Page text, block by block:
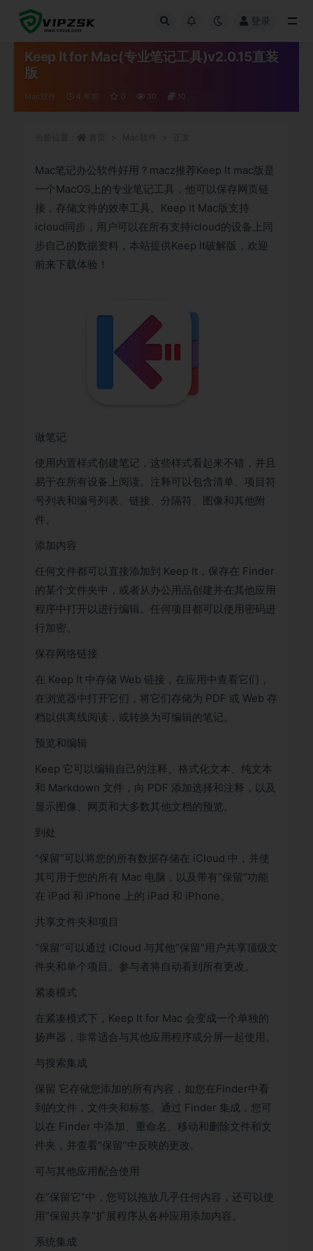
登录
Keep It for Mac(专业笔记工具)v2.0.15直装
版
Mac软件 4 年前 0 30 10
Mac笔记办公软件好用？macz推荐Keep It mac版是
一个MacOS上的专业笔记工具，他可以保存网页链
接，存储文件的效率工具。Keep It Mac版支持
icloud同步，用户可以在所有支持icloud的设备上同
步自己的数据资料，本站提供Keep It破解版，欢迎
前来下载体验！
做笔记
使用内置样式创建笔记，这些样式看起来不错，并且
易于在所有设备上阅读。注释可以包含清单、项目符
号列表和编号列表、链接、分隔符、图像和其他附
件。
添加内容
任何文件都可以直接添加到 Keep It，保存在 Finder
的某个文件夹中，或者从办公用品创建并在其他应用
程序中打开以进行编辑。任何项目都可以使用密码进
行加密。
保存网络链接
在 Keep It 中存储 Web 链接，在应用中查看它们，
在浏览器中打开它们，将它们存储为 PDF 或 Web 存
档以供离线阅读，或转换为可编辑的笔记。
预览和编辑
Keep 它可以编辑自己的注释、格式化文本、纯文本
和 Markdown 文件，向 PDF 添加选择和注释，以及
显示图像、网页和大多数其他文档的预览。
到处
“保留”可以将您的所有数据存储在 iCloud 中，并使
其可用于您的所有 Mac 电脑，以及带有“保留”功能
在 iPad 和 iPhone 上的 iPad 和 iPhone。
共享文件夹和项目
“保留”可以通过 iCloud 与其他“保留”用户共享顶级文
件夹和单个项目。参与者将自动看到所有更改。
紧凑模式
在紧凑模式下，Keep It for Mac 会变成一个单独的
扬声器，非常适合与其他应用程序或分屏一起使用。
与搜索集成
保留 它存储您添加的所有内容，如您在Finder中看
到的文件，文件夹和标签。通过 Finder 集成，您可
以在 Finder 中添加、重命名、移动和删除文件和文
件夹，并查看“保留”中反映的更改。
可与其他应用配合使用
在“保留它”中，您可以拖放几乎任何内容，还可以使
用“保留共享”扩展程序从各种应用添加内容。
系统集成